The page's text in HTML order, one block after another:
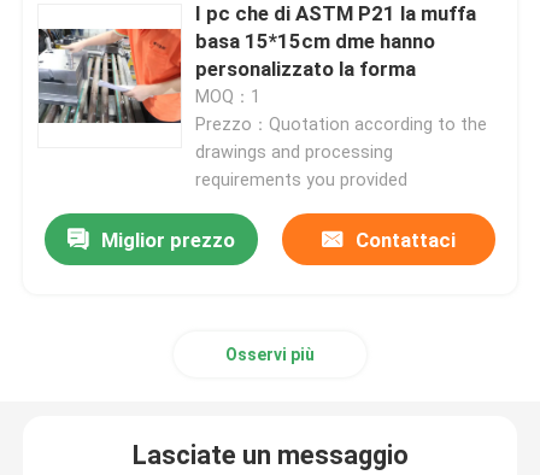
I pc che di ASTM P21 la muffa
basa 15*15cm dme hanno
personalizzato la forma
MOQ：1
Prezzo：Quotation according to the
drawings and processing
requirements you provided
Miglior prezzo Contattaci
Osservi più
Lasciate un messaggio